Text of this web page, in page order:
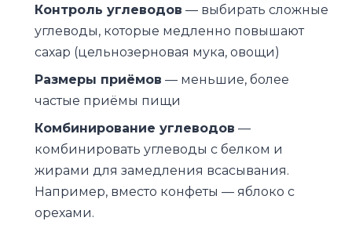
Контроль углеводов — выбирать сложные
углеводы, которые медленно повышают
сахар (цельнозерновая мука, овощи)
Размеры приёмов — меньшие, более
частые приёмы пищи
Комбинирование углеводов —
комбинировать углеводы с белком и
жирами для замедления всасывания.
Например, вместо конфеты — яблоко с
орехами.